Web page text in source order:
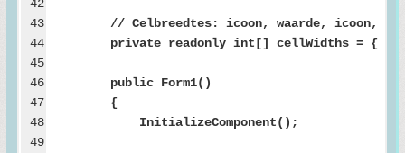
42
43
44
45
46
47
48
49
// Celbreedtes: icoon, waarde, icoon,
private readonly int[] cellWidths = { 15,
public Form1()
{
InitializeComponent();